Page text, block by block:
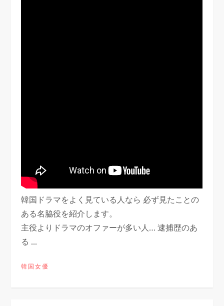
韓国ドラマをよく見ている人なら 必ず見たことの
ある名脇役を紹介します。
主役よりドラマのオファーが多い人… 逮捕歴のあ
る ...
韓国女優